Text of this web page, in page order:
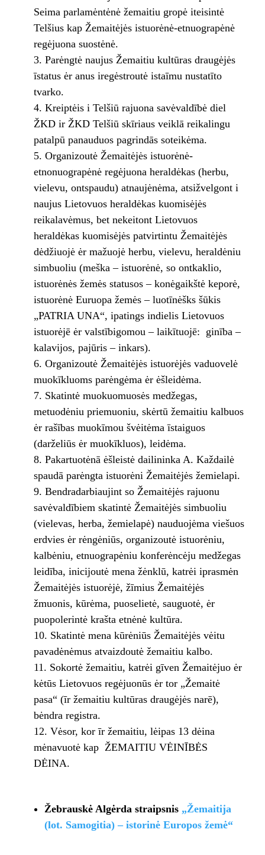
Seima parlamėntėnė žemaitiu gropė iteisintė
Telšius kap Žemaitėjės istuorėnė-etnuograpėnė
regėjuona suostėnė.
Parėngtė naujus Žemaitiu kultūras draugėjės
īstatus ėr anus iregėstroutė istaīmu nustatīto
tvarko.
Kreiptėis i Telšiū rajuona savėvaldībė diel
ŽKD ir ŽKD Telšiū skīriaus veiklā reikalingu
patalpū panauduos pagrindās soteikėma.
Organizoutė Žemaitėjės istuorėnė-
etnonuograpėnė regėjuona heraldėkas (herbu,
vielevu, ontspaudu) atnaujėnėma, atsižvelgont i
naujus Lietovuos heraldėkas kuomisėjės
reikalavėmus, bet nekeitont Lietovuos
heraldėkas kuomisėjės patvirtintu Žemaitėjės
dėdžiuojė ėr mažuojė herbu, vielevu, heraldėniu
simbuoliu (meška – istuorėnė, so ontkaklio,
istuorėnės žemės statusos – konėgaikštė keporė,
istuorėnė Euruopa žemės – luotīnėšks šūkis
„PATRIA UNA“, ipatings indielis Lietovuos
istuorėjē ėr valstībigomou – laikītuojē: ginība –
kalavijos, pajūris – inkars).
Organizoutė Žemaitėjės istuorėjės vaduovelė
muokīkluoms parėngėma ėr ėšleidėma.
Skatintė muokuomuosės medžegas,
metuodėniu priemuoniu, skėrtū žemaitiu kalbuos
ėr rašības muokīmou švėitėma īstaiguos
(darželiūs ėr muokīkluos), leidėma.
Pakartuotėnā ėšleistė dailininka A. Každailė
spaudā parėngta istuorėni Žemaitėjės žemielapi.
Bendradarbiaujint so Žemaitėjės rajuonu
savėvaldībiem skatintė Žemaitėjės simbuoliu
(vielevas, herba, žemielapė) nauduojėma viešuos
erdvies ėr rėngėniūs, organizoutė istuorėniu,
kalbėniu, etnuograpėniu konferėncėju medžegas
leidība, inicijoutė mena žėnklū, katrėi iprasmėn
Žemaitėjės istuorėjė, žīmius Žemaitėjės
žmuonis, kūrėma, puoselietė, sauguotė, ėr
puopolerintė krašta etnėnė kultūra.
Skatintė mena kūrėniūs Žemaitėjės vėitu
pavadėnėmus atvaizdoutė žemaitiu kalbo.
Sokortė žemaitiu, katrėi gīven Žemaitėjuo ėr
kėtūs Lietovuos regėjuonūs ėr tor „Žemaitė
pasa“ (īr žemaitiu kultūras draugėjės nar­ē),
bėndra registra.
Vėsor, kor īr žemaitiu, lėipas 13 dėina
mėnavuotė kap ŽEMAITIU VĖINĪBĖS
DĖINA.
Žebrauskė Algėrda straipsnis „Žemaitija
(lot. Samogitia) – istorinė Europos žemė“